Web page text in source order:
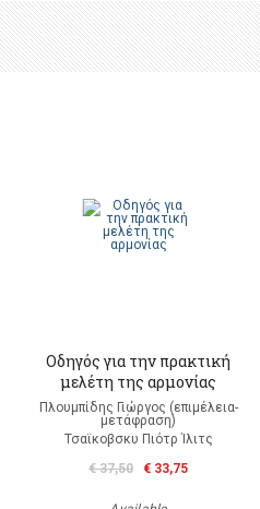
Οδηγός για την πρακτική
μελέτη της αρμονίας
Πλουμπίδης Γιώργος (επιμέλεια-
μετάφραση)
Τσαϊκοβσκυ Πιότρ Ίλιτς
€ 37,50
€ 33,75